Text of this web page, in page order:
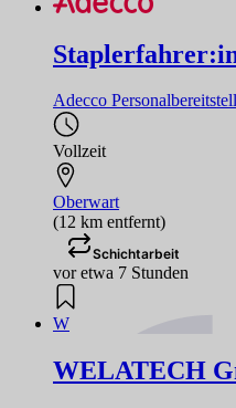
Adecco
Vollzeit
Oberwart
(12 km entfernt)
Schichtarbeit
vor etwa 7 Stunden
W
WELATECH